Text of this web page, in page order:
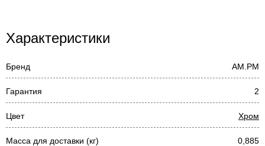
Характеристики
Бренд AM.PM
Гарантия 2
Цвет Хром
Масса для доставки (кг) 0,885